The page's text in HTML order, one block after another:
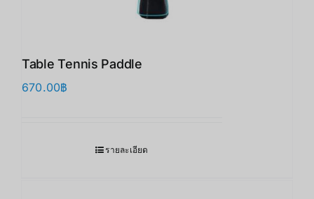
Table Tennis Paddle
670.00฿
รายละเอียด